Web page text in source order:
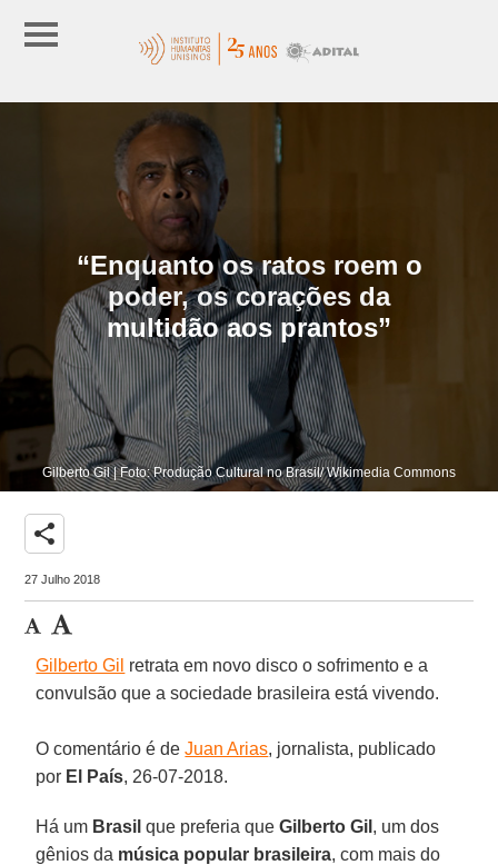
“Enquanto os ratos roem o
poder, os corações da
multidão aos prantos”
Gilberto Gil | Foto: Produção Cultural no Brasil/ Wikimedia Commons
share
27 Julho 2018
Gilberto Gil retrata em novo disco o sofrimento e a
convulsão que a sociedade brasileira está vivendo.
O comentário é deJuan Arias, jornalista, publicado
por El País, 26-07-2018.
Há um Brasil que preferia queGilberto Gil , um dos
gênios da música popular brasileira, com mais do